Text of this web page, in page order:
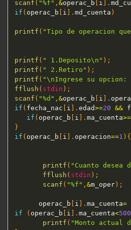
scanf ( "%f" , &operac_b i .
if ( operac_b i . md_cuenta )
printf ( "Tipo de operacion
printf ( " 1.Deposito\n" ) ;
printf ( " 2.Retiro" ) ;
printf ( "\nIngrese su opcion:
fflush ( stdin ) ;
scanf ( "%d" , &operac_b i .
if ( fecha_nac i . edad>=20 &&
if ( operac_b i . ma_cuenta>=
}
if ( operac_b i . operacion==1 ) {
printf ( "Cuanto desea
fflush ( stdin ) ;
scanf ( "%f" , &m_oper ) ;
      operac_b
i . ma_cuenta=
if
( operac_b i . ma_cuenta<
printf ( "Monto actual